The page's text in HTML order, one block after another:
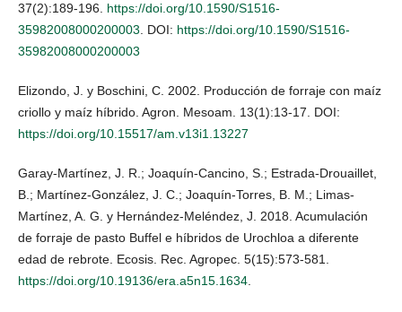
37(2):189-196. https://doi.org/10.1590/S1516-
35982008000200003 . DOI: https://doi.org/10.1590/S1516-
35982008000200003
Elizondo, J. y Boschini, C. 2002. Producción de forraje con maíz
criollo y maíz híbrido. Agron. Mesoam. 13(1):13-17. DOI:
https://doi.org/10.15517/am.v13i1.13227
Garay-Martínez, J. R.; Joaquín-Cancino, S.; Estrada-Drouaillet,
B.; Martínez-González, J. C.; Joaquín-Torres, B. M.; Limas-
Martínez, A. G. y Hernández-Meléndez, J. 2018. Acumulación
de forraje de pasto Buffel e híbridos de Urochloa a diferente
edad de rebrote. Ecosis. Rec. Agropec. 5(15):573-581.
https://doi.org/10.19136/era.a5n15.1634